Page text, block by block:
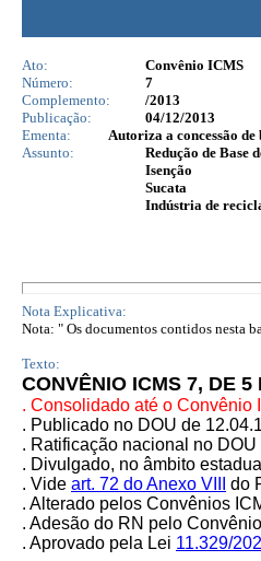
Ato:
Convênio ICMS
Número:
7
Complemento:
/2013
Publicação:
04/12/2013
Ementa:
Autoriza a concessão
Assunto:
Redução de Base
Isenção
Sucata
Indústria de
Nota Explicativa:
Nota: " Os documentos contidos nesta
Texto:
CONVÊNIO ICMS 7, DE
. Consolidado até o Convênio
. Publicado no DOU de
. Ratificação nacional no
. Divulgado, no âmbito
. Vide art. 72 do Anexo VIII
do
. Alterado pelos Convênios
. Adesão do RN pelo
. Aprovado pela Lei 11.329/